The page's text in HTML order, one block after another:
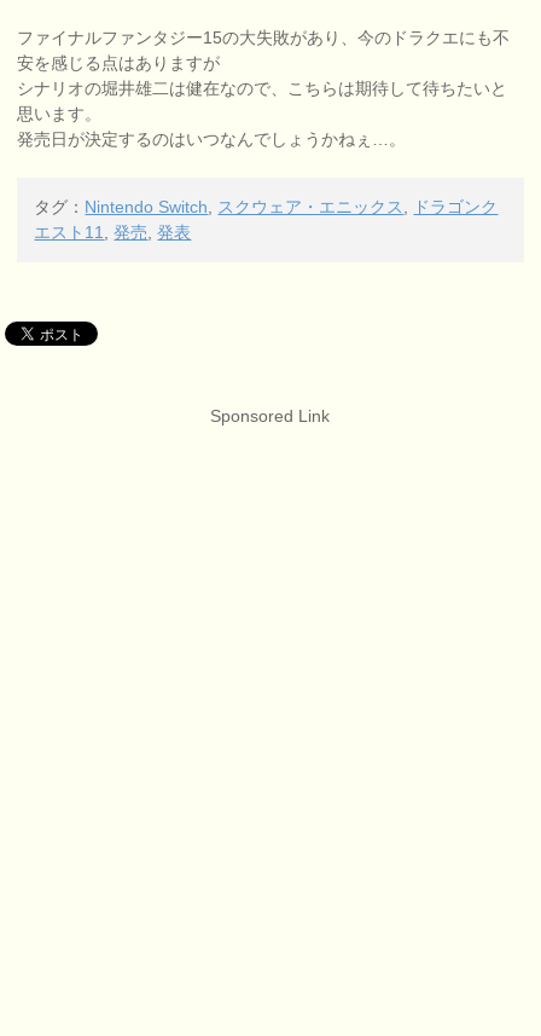
ファイナルファンタジー15の大失敗があり、今のドラクエにも不
安を感じる点はありますが
シナリオの堀井雄二は健在なので、こちらは期待して待ちたいと
思います。
発売日が決定するのはいつなんでしょうかねぇ…。
タグ： Nintendo Switch, スクウェア・エニックス,
ドラゴンク
エスト11,発売,発表
Sponsored Link